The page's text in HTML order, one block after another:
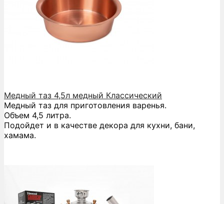
Медный таз 4,5л медный Классический
Медный таз для приготовления варенья.
Объем 4,5 литра.
Подойдет и в качестве декора для кухни, бани,
хамама.